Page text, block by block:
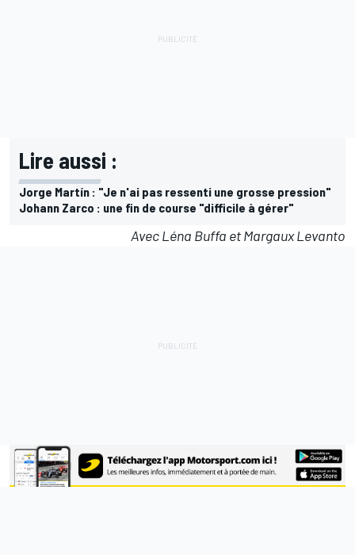
Lire aussi :
Jorge Martín : "Je n'ai pas ressenti une grosse pression"
Johann Zarco : une fin de course "difficile à gérer"
Avec Léna Buffa et Margaux Levanto